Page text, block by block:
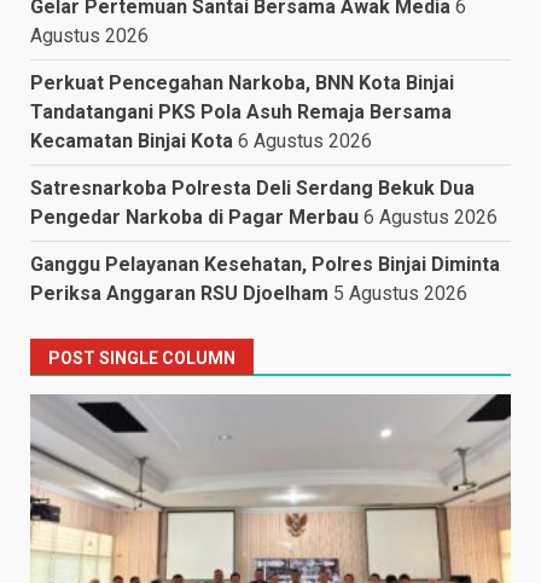
Gelar Pertemuan Santai Bersama Awak Media 6
Agustus 2026
Perkuat Pencegahan Narkoba, BNN Kota Binjai
Tandatangani PKS Pola Asuh Remaja Bersama
Kecamatan Binjai Kota 6 Agustus 2026
Satresnarkoba Polresta Deli Serdang Bekuk Dua
Pengedar Narkoba di Pagar Merbau 6 Agustus 2026
Ganggu Pelayanan Kesehatan, Polres Binjai Diminta
Periksa Anggaran RSU Djoelham 5 Agustus 2026
POST SINGLE COLUMN